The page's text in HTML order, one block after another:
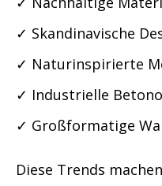
✓ Skandinavische
✓ Naturinspirierte
✓ Industrielle
✓ Großformatige
Diese Trends